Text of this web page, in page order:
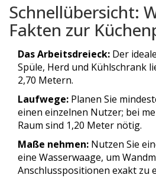
Schnellübersicht:
Fakten zur
Das Arbeitsdreieck: Der
Spüle, Herd und Kühlschrank
2,70 Metern.
Laufwege: Planen Sie
einen einzelnen Nutzer; bei
Raum sind 1,20 Meter nötig.
Maße nehmen: Nutzen Sie
eine Wasserwaage, um
Anschlusspositionen exakt zu